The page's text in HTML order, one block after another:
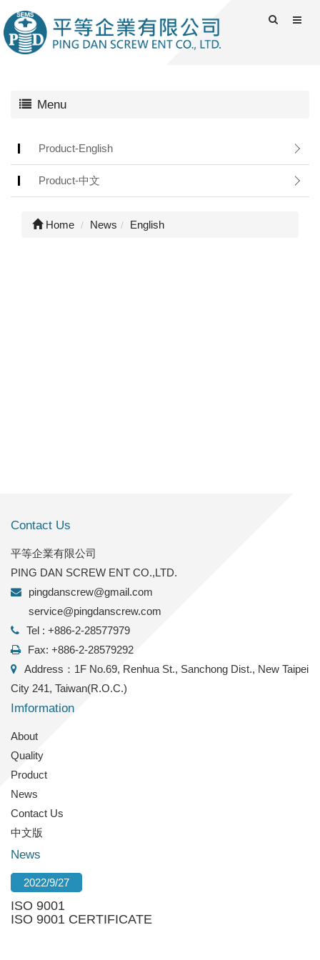
Menu
Product-English
Product-中文
Home News English
Contact Us
平等企業有限公司
PING DAN SCREW ENT CO.,LTD.
pingdanscrew@gmail.com
service@pingdanscrew.com
Tel : +886-2-28577979
Fax: +886-2-28579292
Address：1F No.69, Renhua St., Sanchong Dist., New Taipei
City 241, Taiwan(R.O.C.)
Imformation
About
Quality
Product
News
Contact Us
中文版
News
2022/9/27
ISO 9001
ISO 9001 CERTIFICATE